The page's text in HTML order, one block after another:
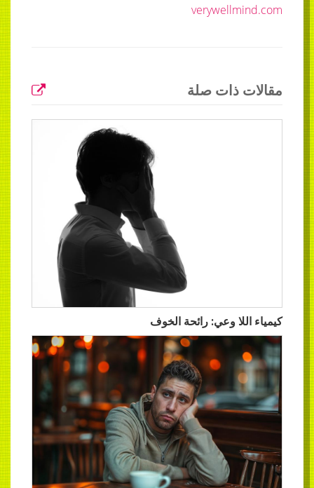
verywellmind.com
مقالات ذات صلة
كيمياء اللا وعي: رائحة الخوف